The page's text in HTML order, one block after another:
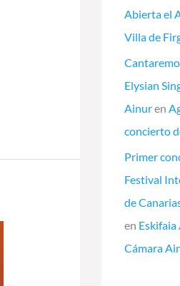
Abierta el
Villa de
Elysian
Ainuren
concierto
Primer
Festival
de
en Eskifaia
Cámara